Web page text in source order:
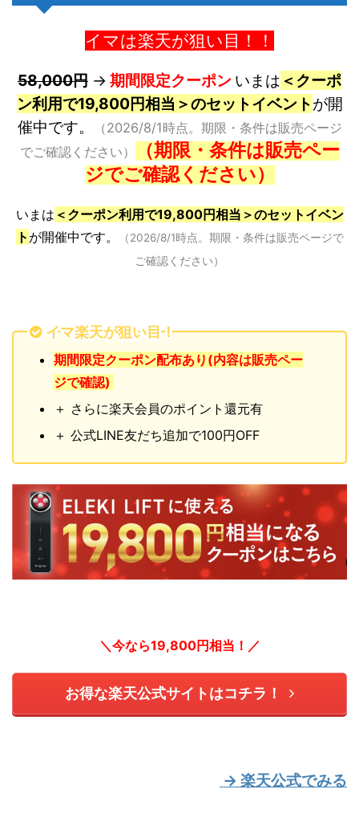
イマは楽天が狙い目！！
58,000円 → 期間限定クーポン いまは ＜クーポ
ン利用で19,800円相当＞のセットイベントが開
催中です。
（2026/8/1時点。期限・条件は販売ページ
でご確認ください）
（期限・条件は販売ペー
ジでご確認ください）
いまは ＜クーポン利用で19,800円相当＞のセットイベン
ト が開催中です。
（2026/8/1時点。期限・条件は販売ページで
ご確認ください）
イマ楽天が狙い目！
期間限定クーポン配布あり(内容は販売ペー
ジで確認)
＋ さらに楽天会員のポイント還元有
＋ 公式LINE友だち追加で100円OFF
＼今なら19,800円相当！／
お得な楽天公式サイトはコチラ！
→ 楽天公式でみる